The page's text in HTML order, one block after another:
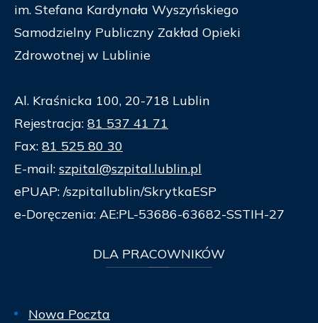
im. Stefana Kardynała Wyszyńskiego
Samodzielny Publiczny Zakład Opieki
Zdrowotnej w Lublinie
Al. Kraśnicka 100, 20-718 Lublin
Rejestracja: 81 537 41 71
Fax: 81 525 80 30
E-mail: szpital@szpital.lublin.pl
ePUAP: /szpitallublin/SkrytkaESP
e-Doręczenia: AE:PL-53686-63682-SSTIH-27
DLA PRACOWNIKÓW
Nowa Poczta